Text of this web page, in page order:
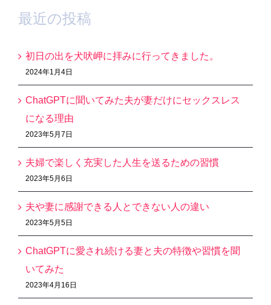
最近の投稿
初日の出を犬吠岬に拝みに行ってきました。
2024年1月4日
ChatGPTに聞いてみた夫が妻だけにセックスレス
になる理由
2023年5月7日
夫婦で楽しく充実した人生を送るための習慣
2023年5月6日
夫や妻に感謝できる人とできない人の違い
2023年5月5日
ChatGPTに愛され続ける妻と夫の特徴や習慣を聞
いてみた
2023年4月16日